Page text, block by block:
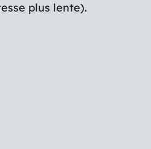
plus lente).